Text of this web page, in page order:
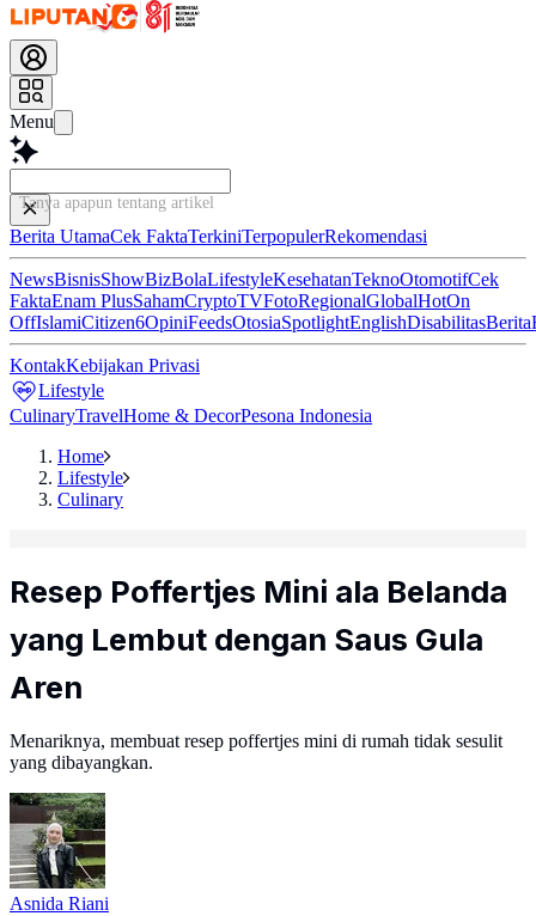
Menu
Tanya apapun tentang artikel ini...
Berita UtamaCek FaktaTerkiniTerpopulerRekomendasi
NewsBisnisShowBizBolaLifestyleKesehatanTeknoOtomotifCek
FaktaEnam PlusSahamCryptoTVFotoRegionalGlobalHotOn
OffIslamiCitizen6OpiniFeedsOtosiaSpotlightEnglishDisabilitasBerita
KontakKebijakan Privasi
Lifestyle
CulinaryTravelHome & DecorPesona Indonesia
Home
Lifestyle
Culinary
Resep Poffertjes Mini ala Belanda
yang Lembut dengan Saus Gula
Aren
Menariknya, membuat resep poffertjes mini di rumah tidak sesulit
yang dibayangkan.
Asnida Riani